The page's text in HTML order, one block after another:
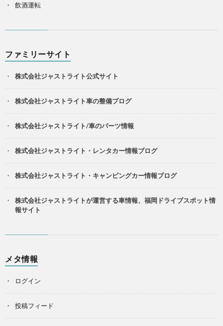
飲酒運転
ファミリーサイト
株式会社ジャストライト公式サイト
株式会社ジャストライト車の整備ブログ
株式会社ジャストライト/車のパーツ情報
株式会社ジャストライト・レンタカー情報ブログ
株式会社ジャストライト・キャンピングカー情報ブログ
株式会社ジャストライトが運営する車情報、福岡ドライブスポット情
報サイト
メタ情報
ログイン
投稿フィード